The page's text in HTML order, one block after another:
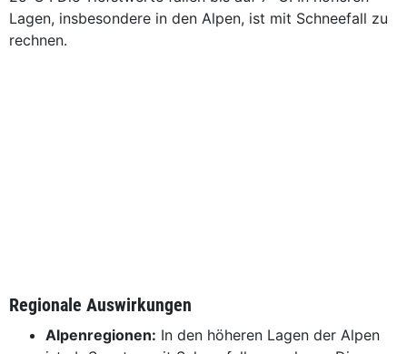
Lagen, insbesondere in den Alpen, ist mit Schneefall zu
rechnen.
Regionale Auswirkungen
Alpenregionen: In den höheren Lagen der Alpen